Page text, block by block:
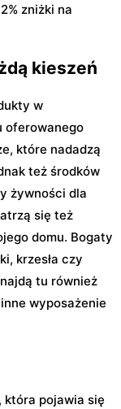
zniżki na
kieszeń
w
oferowanego
które nadadzą
też środków
żywności dla
się też
domu. Bogaty
krzesła czy
tu również
wyposażenie
pojawia się